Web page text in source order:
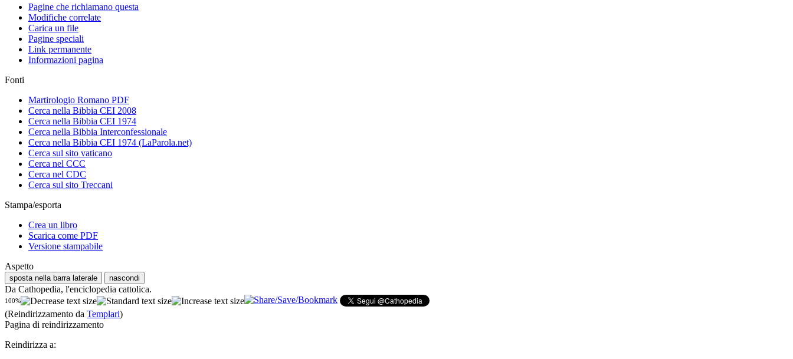
Pagine che richiamano questa
Modifiche correlate
Carica un file
Pagine speciali
Link permanente
Informazioni pagina
Fonti
Martirologio Romano PDF
Cerca nella Bibbia CEI 2008
Cerca nella Bibbia CEI 1974
Cerca nella Bibbia Interconfessionale
Cerca nella Bibbia CEI 1974 (LaParola.net)
Cerca sul sito vaticano
Cerca nel CCC
Cerca nel CDC
Cerca sul sito Treccani
Stampa/esporta
Crea un libro
Scarica come PDF
Versione stampabile
Aspetto
sposta nella barra laterale nascondi
Da Cathopedia, l'enciclopedia cattolica.
100%
(Reindirizzamento da Templari)
Pagina di reindirizzamento
Reindirizza a: